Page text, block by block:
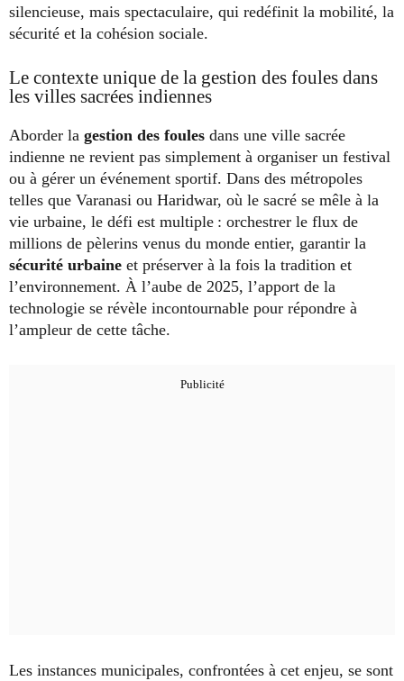
silencieuse, mais spectaculaire, qui redéfinit la mobilité, la
sécurité et la cohésion sociale.
Le contexte unique de la gestion des foules dans
les villes sacrées indiennes
Aborder la gestion des foules dans une ville sacrée
indienne ne revient pas simplement à organiser un festival
ou à gérer un événement sportif. Dans des métropoles
telles que Varanasi ou Haridwar, où le sacré se mêle à la
vie urbaine, le défi est multiple : orchestrer le flux de
millions de pèlerins venus du monde entier, garantir la
sécurité urbaine et préserver à la fois la tradition et
l’environnement. À l’aube de 2025, l’apport de la
technologie se révèle incontournable pour répondre à
l’ampleur de cette tâche.
Les instances municipales, confrontées à cet enjeu, se sont